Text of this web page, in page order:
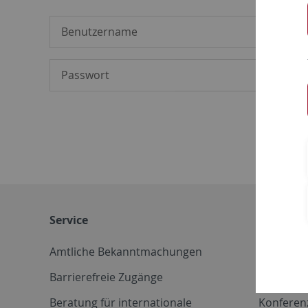
Service
Amtliche Bekanntmachungen
Barrierefreie Zugänge
Beratung für internationale